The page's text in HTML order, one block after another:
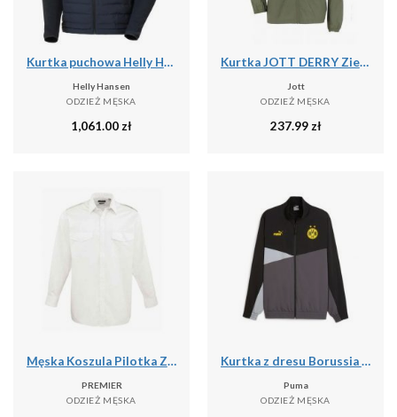
Kurtka puchowa Helly Hansen Arctic Ocean Hybrid
Helly Hansen
ODZIEŻ MĘSKA
1,061.00 zł
Kurtka JOTT DERRY Zielony
Jott
ODZIEŻ MĘSKA
237.99 zł
Męska Koszula Pilotka Z Długim Rękawem
PREMIER
ODZIEŻ MĘSKA
Kurtka z dresu Borussia Dortmund 2023/24
Puma
ODZIEŻ MĘSKA